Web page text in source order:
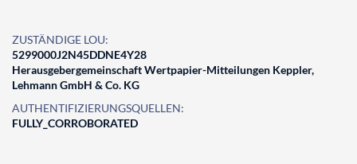
ZUSTÄNDIGE LOU:
5299000J2N45DDNE4Y28
Herausgebergemeinschaft Wertpapier-Mitteilungen Keppler,
Lehmann GmbH & Co. KG
AUTHENTIFIZIERUNGSQUELLEN:
FULLY_CORROBORATED